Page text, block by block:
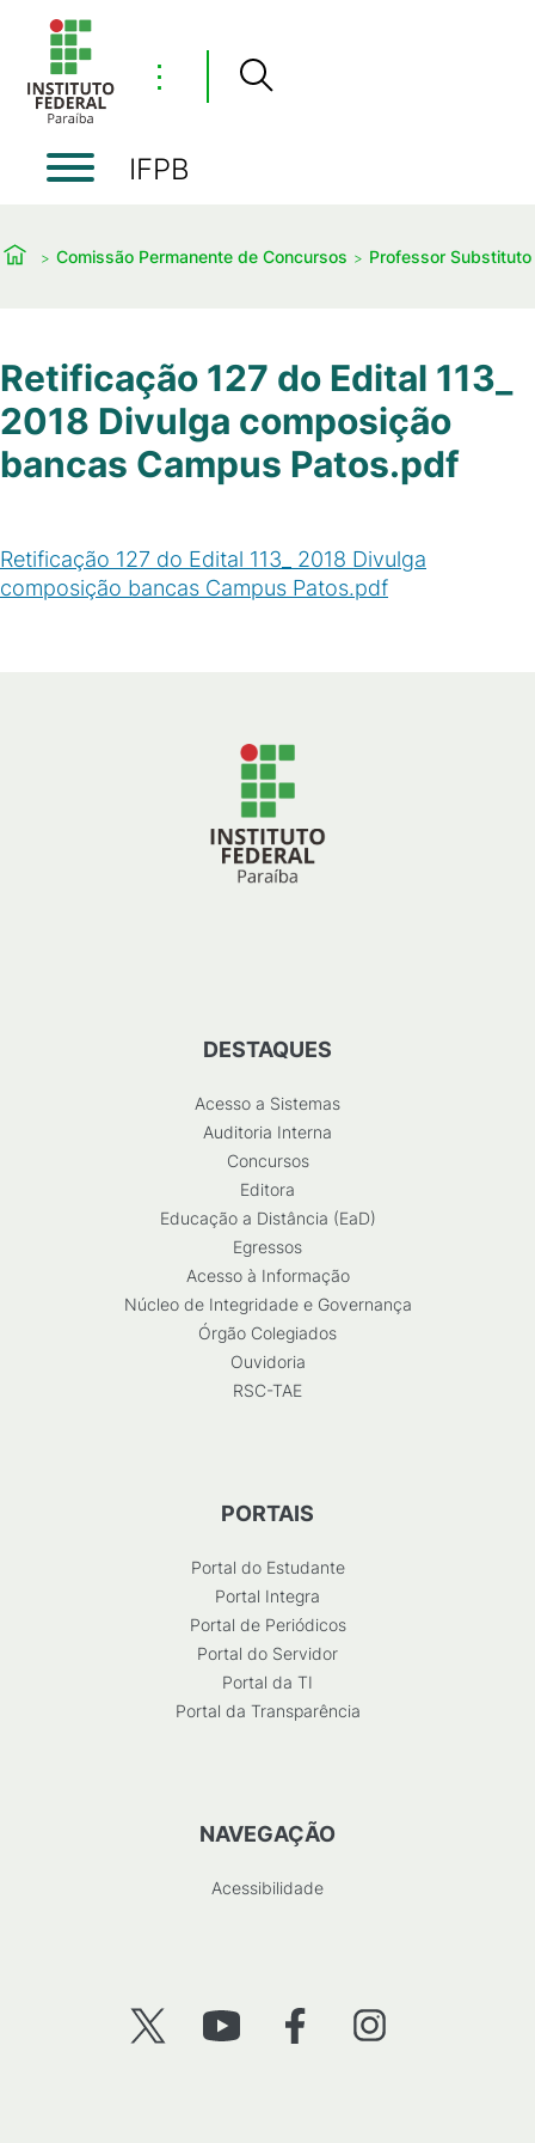
⋮
IFPB
Comissão Permanente de Concursos Professor Substituto
Retificação 127 do Edital 113_
2018 Divulga composição
bancas Campus Patos.pdf
Retificação 127 do Edital 113_ 2018 Divulga
composição bancas Campus Patos.pdf
DESTAQUES
Acesso a Sistemas
Auditoria Interna
Concursos
Editora
Educação a Distância (EaD)
Egressos
Acesso à Informação
Núcleo de Integridade e Governança
Órgão Colegiados
Ouvidoria
RSC-TAE
PORTAIS
Portal do Estudante
Portal Integra
Portal de Periódicos
Portal do Servidor
Portal da TI
Portal da Transparência
NAVEGAÇÃO
Acessibilidade